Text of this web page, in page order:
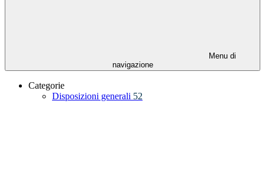
Menu di
navigazione
Categorie
Disposizioni generali 52